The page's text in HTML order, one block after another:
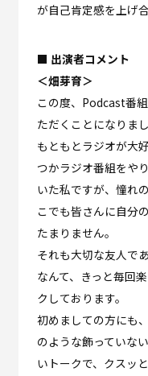
が自己肯定感を上げ
■ 出演者コメント
＜畑芽育＞
この度、Podcast番
ただくことになりま
もともとラジオが大
つかラジオ番組をや
いた私ですが、憧れ
こでも皆さんに自分
たまりません。
それも大切な友人で
なんて、きっと毎回
クしております。
初めましての方にも
のような飾っていな
いトークで、クスッ